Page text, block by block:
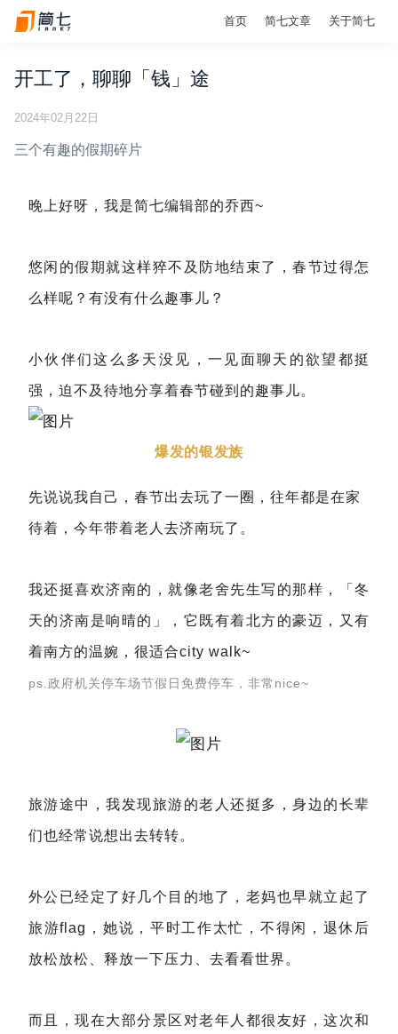
首页 简七文章 关于简七
开工了，聊聊「钱」途
2024年02月22日
三个有趣的假期碎片
晚上好呀，我是简七编辑部的乔西~
悠闲的假期就这样猝不及防地结束了，春节过得怎
么样呢？有没有什么趣事儿？
小伙伴们这么多天没见，一见面聊天的欲望都挺
强，迫不及待地分享着春节碰到的趣事儿。
爆发的银发族
先说说我自己，春节出去玩了一圈，往年都是在家
待着，今年带着老人去济南玩了。
我还挺喜欢济南的，就像老舍先生写的那样，「冬
天的济南是响晴的」，它既有着北方的豪迈，又有
着南方的温婉，很适合city walk~
ps.政府机关停车场节假日免费停车，非常nice~
旅游途中，我发现旅游的老人还挺多，身边的长辈
们也经常说想出去转转。
外公已经定了好几个目的地了，老妈也早就立起了
旅游flag，她说，平时工作太忙，不得闲，退休后
放松放松、释放一下压力、去看看世界。
而且，现在大部分景区对老年人都很友好，这次和